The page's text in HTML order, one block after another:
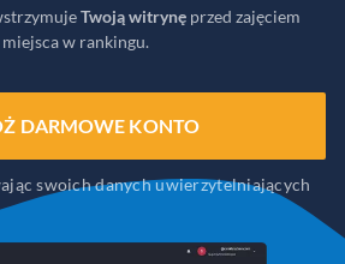
Twoją witrynęprzed zajęciem
miejsca w rankingu.
DARMOWE KONTO
swoich danych uwierzytelniających